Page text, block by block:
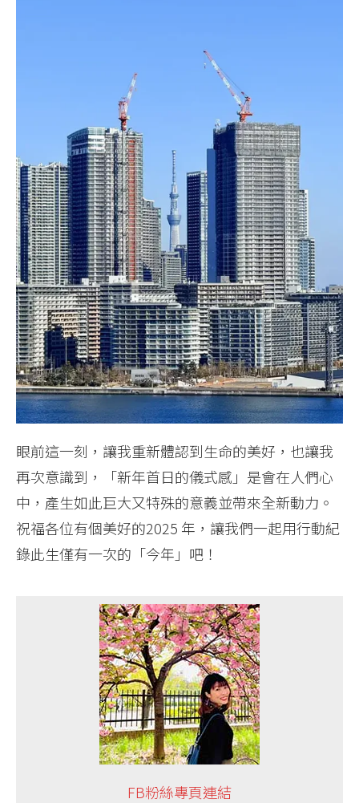
眼前這一刻，讓我重新體認到生命的美好，也讓我
再次意識到，「新年首日的儀式感」是會在人們心
中，產生如此巨大又特殊的意義並帶來全新動力。
祝福各位有個美好的2025 年，讓我們一起用行動紀
錄此生僅有一次的「今年」吧！
FB粉絲專頁連結